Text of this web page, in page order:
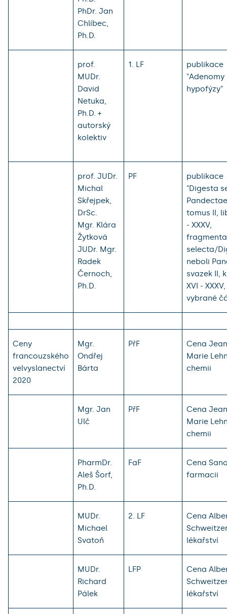
PhDr. Jan
Chlíbec,
Ph.D.
prof.
MUDr.
David
Netuka,
Ph.D. +
autorský
kolektiv
1. LF
publikace
"Adenomy
hypofýzy"
prof. JUDr.
Michal
Skřejpek,
DrSc.
Mgr. Klára
Žytková
JUDr. Mgr.
Radek
Černoch,
Ph.D.
PF
publikace
"Digesta
tomus II,
- XXXV,
fragmenta
selecta/
neboli
svazek II,
XVI - XXXV,
vybrané
Ceny
francouzského
velvyslanectví
2020
Mgr.
Ondřej
Bárta
PřF
Cena
Marie
chemii
Mgr. Jan
Ulč
PřF
Cena
Marie
chemii
PharmDr.
Aleš Šorf,
Ph.D.
FaF
Cena
farmacii
MUDr.
Michael
Svatoň
2. LF
Cena
lékařství
MUDr.
Richard
Pálek
LFP
Cena
lékařství